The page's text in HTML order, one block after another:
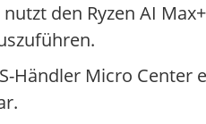
den Ryzen AI
Händler Micro